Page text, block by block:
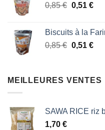
était : est :
0,85€ Le
était :
0,85 €.
0,51 €Le
Biscuits à la
0,85€ Le
était :
0,51 €Le
est :
MEILLEURES VENTES
SAWA RICE riz
1,70 €